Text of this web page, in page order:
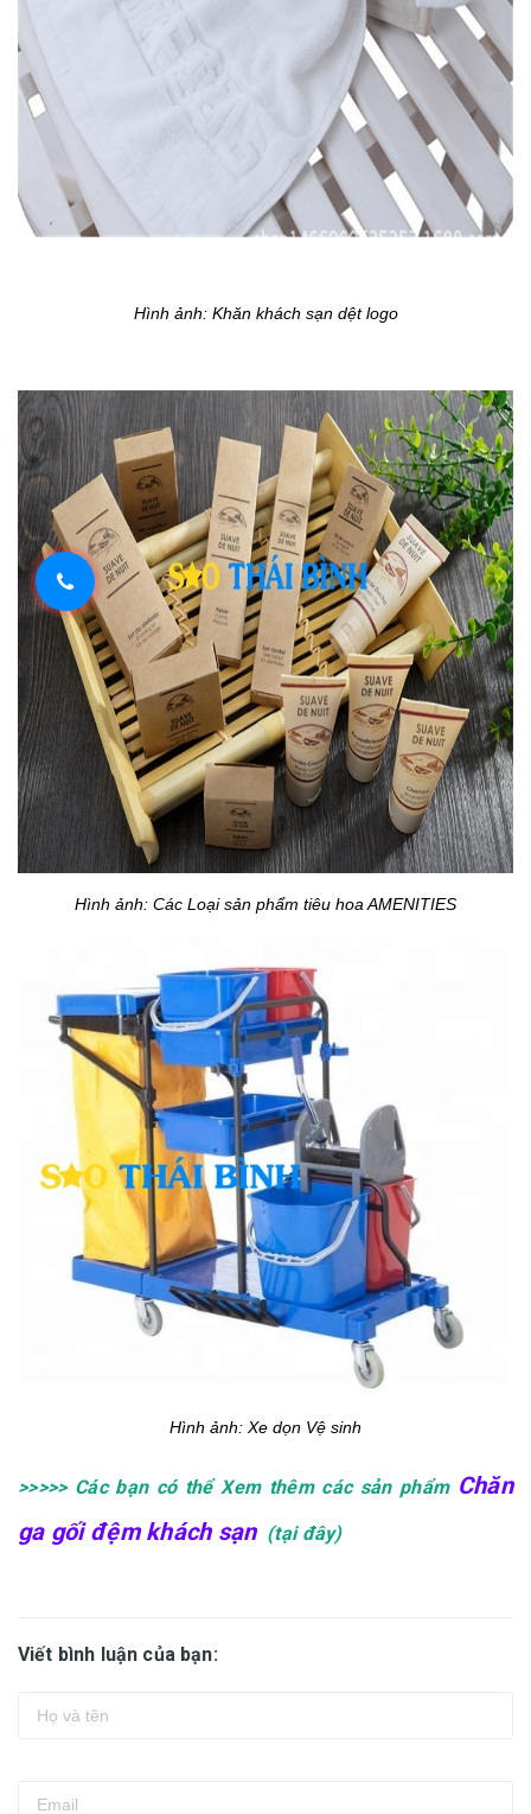
Hình ảnh: Khăn khách sạn dệt logo
Hình ảnh: Các Loại sản phẩm tiêu hoa AMENITIES
Hình ảnh: Xe dọn Vệ sinh
>>>>> Các bạn có thể Xem thêm các sản phẩm Chăn
ga gối đệmkhách sạn(tại đây)
Viết bình luận của bạn: